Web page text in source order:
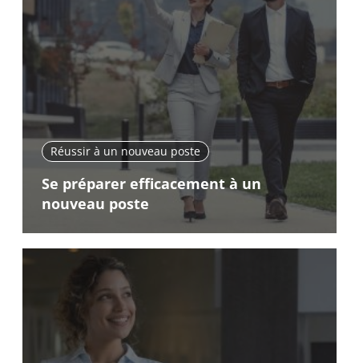
Réussir à un nouveau poste
Se préparer efficacement à un
nouveau poste